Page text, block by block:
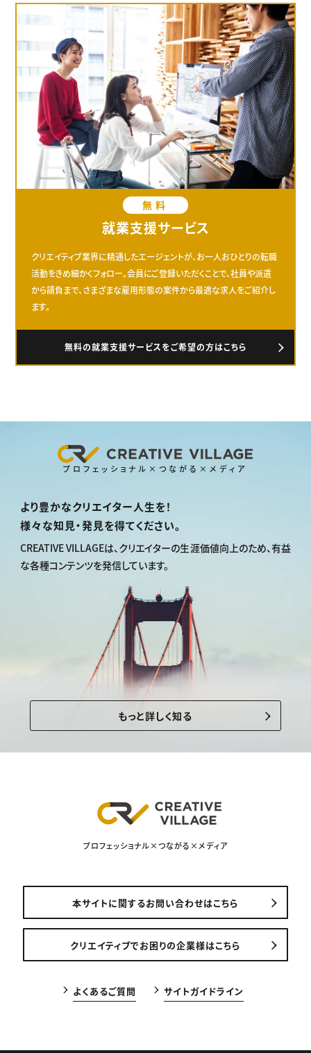
無料
就業支援サービス
クリエイティブ業界に精通したエージェントが、お一人おひとりの転職
活動をきめ細かくフォロー。会員にご登録いただくことで、社員や派遣
から請負まで、さまざまな雇用形態の案件から最適な求人をご紹介し
ます。
無料の就業支援サービスをご希望の方はこちら
プロフェッショナル×つながる×メディア
より豊かなクリエイター人生を！
様々な知見・発見を得てください。
CREATIVE VILLAGEは、クリエイターの生涯価値向上のため、有益
な各種コンテンツを発信しています。
もっと詳しく知る
プロフェッショナル×つながる×メディア
本サイトに関するお問い合わせはこちら
クリエイティブでお困りの企業様はこちら
よくあるご質問 サイトガイドライン